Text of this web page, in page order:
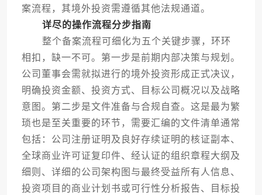
案流程，其境外投资需遵循其他法规通道。
详尽的操作流程分步指南
整个备案流程可细化为五个关键步骤，环环
相扣，缺一不可。第一步是前期内部决策与规划。
公司董事会需就拟进行的境外投资形成正式决议，
明确投资金额、投资方式、目标公司概况以及战略
意图。第二步是文件准备与合规自查。这是最为繁
琐也是至关重要的环节，需要汇编的文件清单通常
包括：公司注册证明及良好存续证明的核证副本、
全球商业许可证复印件、经认证的组织章程大纲及
细则、详细的公司架构图与最终受益所有人信息、
投资项目的商业计划书或可行性分析报告、目标投